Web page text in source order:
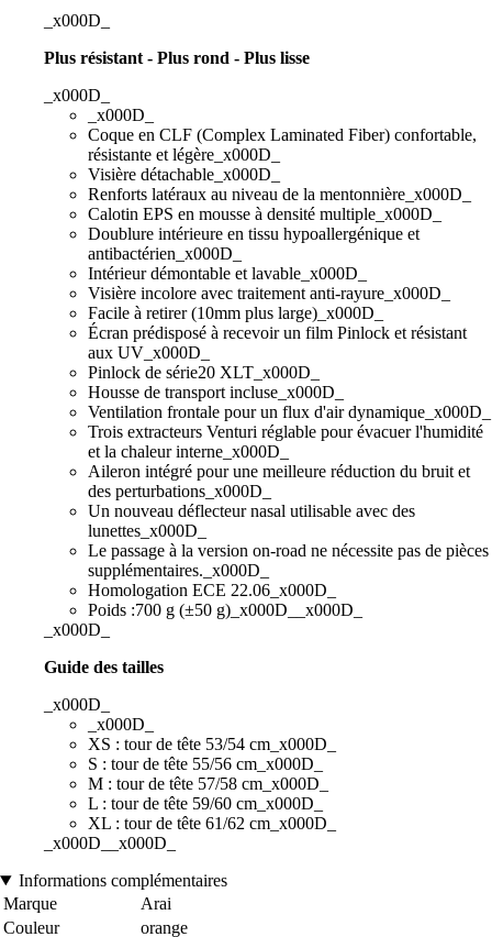
_x000D_
Plus résistant - Plus rond - Plus lisse
_x000D_
_x000D_
Coque en CLF (Complex Laminated Fiber) confortable,
résistante et légère_x000D_
Visière détachable_x000D_
Renforts latéraux au niveau de la mentonnière_x000D_
Calotin EPS en mousse à densité multiple_x000D_
Doublure intérieure en tissu hypoallergénique et
antibactérien_x000D_
Intérieur démontable et lavable_x000D_
Visière incolore avec traitement anti-rayure_x000D_
Facile à retirer (10mm plus large)_x000D_
Écran prédisposé à recevoir un film Pinlock et résistant
aux UV_x000D_
Pinlock de série20 XLT_x000D_
Housse de transport incluse_x000D_
Ventilation frontale pour un flux d'air dynamique_x000D_
Trois extracteurs Venturi réglable pour évacuer l'humidité
et la chaleur interne_x000D_
Aileron intégré pour une meilleure réduction du bruit et
des perturbations_x000D_
Un nouveau déflecteur nasal utilisable avec des
lunettes_x000D_
Le passage à la version on-road ne nécessite pas de pièces
supplémentaires._x000D_
Homologation ECE 22.06_x000D_
Poids :700 g (±50 g)_x000D__x000D_
_x000D_
Guide des tailles
_x000D_
_x000D_
XS : tour de tête 53/54 cm_x000D_
S : tour de tête 55/56 cm_x000D_
M : tour de tête 57/58 cm_x000D_
L : tour de tête 59/60 cm_x000D_
XL : tour de tête 61/62 cm_x000D_
_x000D__x000D_
Informations complémentaires
Marque
Arai
Couleur
orange